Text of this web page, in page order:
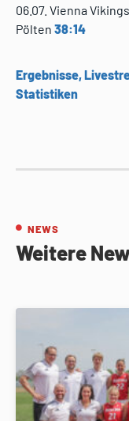
06.07. Vienna
Pölten 38:14
Ergebnisse,
Statistiken
NEWS
Weitere